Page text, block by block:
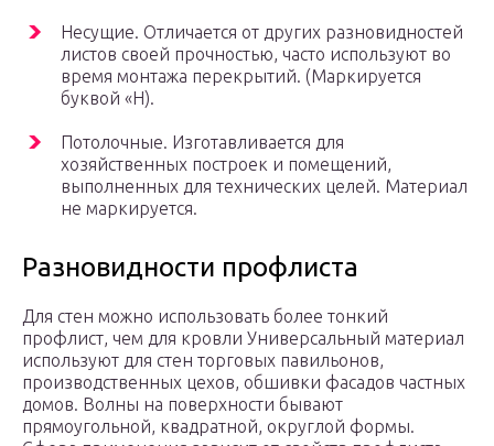
Несущие. Отличается от других разновидностей
листов своей прочностью, часто используют во
время монтажа перекрытий. (Маркируется
буквой «Н).
Потолочные. Изготавливается для
хозяйственных построек и помещений,
выполненных для технических целей. Материал
не маркируется.
Разновидности профлиста
Для стен можно использовать более тонкий
профлист, чем для кровли Универсальный материал
используют для стен торговых павильонов,
производственных цехов, обшивки фасадов частных
домов. Волны на поверхности бывают
прямоугольной, квадратной, округлой формы.